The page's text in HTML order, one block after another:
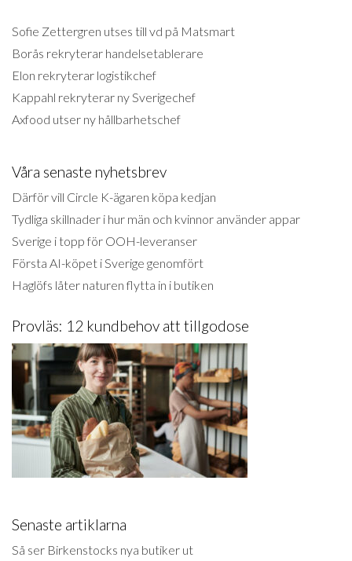
Sofie Zettergren utses till vd på Matsmart
Borås rekryterar handelsetablerare
Elon rekryterar logistikchef
Kappahl rekryterar ny Sverigechef
Axfood utser ny hållbarhetschef
Våra senaste nyhetsbrev
Därför vill Circle K-ägaren köpa kedjan
Tydliga skillnader i hur män och kvinnor använder appar
Sverige i topp för OOH-leveranser
Första AI-köpet i Sverige genomfört
Haglöfs låter naturen flytta in i butiken
Provläs: 12 kundbehov att tillgodose
Senaste artiklarna
Så ser Birkenstocks nya butiker ut